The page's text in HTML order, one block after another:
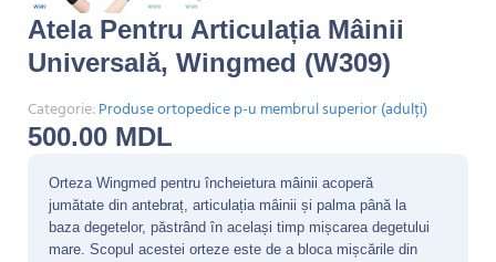
Atela Pentru Articulația Mâinii
Universală, Wingmed (W309)
Categorie:Produse ortopedice p-u membrul superior (adulți)
500.00 MDL
Orteza Wingmed pentru încheietura mâinii acoperă
jumătate din antebraț, articulația mâinii și palma până la
baza degetelor, păstrând în același timp mișcarea degetului
mare. Scopul acestei orteze este de a bloca mișcările din